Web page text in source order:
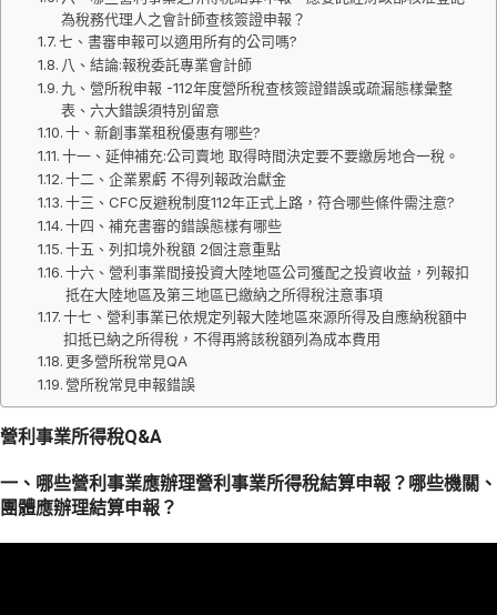
為稅務代理人之會計師查核簽證申報？
七、書審申報可以適用所有的公司嗎?
八、結論:報稅委託專業會計師
九、營所稅申報 -112年度營所稅查核簽證錯誤或疏漏態樣彙整
表、六大錯誤須特別留意
十、新創事業租稅優惠有哪些?
十一、延伸補充:公司賣地 取得時間決定要不要繳房地合一稅。
十二、企業累虧 不得列報政治獻金
十三、CFC反避稅制度112年正式上路，符合哪些條件需注意?
十四、補充書審的錯誤態樣有哪些
十五、列扣境外稅額 2個注意重點
十六、營利事業間接投資大陸地區公司獲配之投資收益，列報扣
抵在大陸地區及第三地區已繳納之所得稅注意事項
十七、營利事業已依規定列報大陸地區來源所得及自應納稅額中
扣抵已納之所得稅，不得再將該稅額列為成本費用
更多營所稅常見QA
營所稅常見申報錯誤
營利事業所得稅Q&A
一、哪些營利事業應辦理營利事業所得稅結算申報？哪些機關、
團體應辦理結算申報？